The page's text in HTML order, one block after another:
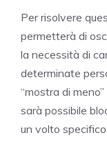
Per risolvere
permetterà di
la necessità di
determinate
“mostra di
sarà possibile
un volto